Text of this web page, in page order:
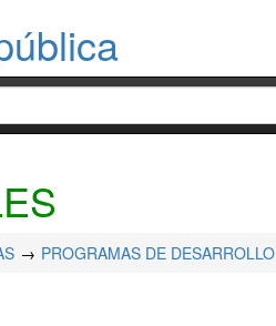
PROGRAMAS DE DESARROLLO